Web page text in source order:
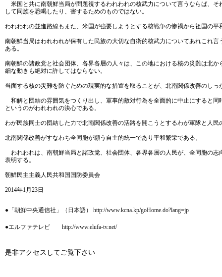
米国と共に南朝鮮当局が問題視するわれわれの核武力について言うならば、
して同族を恐喝したり、害するためのものではない。
われわれの並進路線もまた、米国が強要しようとする核戦争の惨禍から祖国の
南朝鮮当局はわれわれが保有した民族の大切な自衛的核武力についてあれこれ
ある。
南朝鮮の諸政党と社会団体、各界各層の人々は、この地における核の災難は北
細な動きも絶対に許してはならない。
当面する核の災難を防ぐための現実的な措置を取ることが、北南関係改善のし
和解と団結の雰囲気をつくり出し、軍事的敵対行為を全面的に中止にすると
というのがわれわれの決心である。
わが民族同士の団結した力で北南関係改善の活路を開こうとするわが軍隊と人民
北南関係改善がすなわち全同胞が願う自主的統一であり平和繁栄である。
われわれは、南朝鮮当局と諸政党、社会団体、各界各層の人民が、全同胞の
表明する。
朝鮮民主主義人民共和国国防委員会
2014年1月23日
●「朝鮮中央通信社」（日本語） http://www.kcna.kp/goHome.do?lang=jp
●エルファテレビ http://www.elufa-tv.net/
是非アクセスしてご覧下さい